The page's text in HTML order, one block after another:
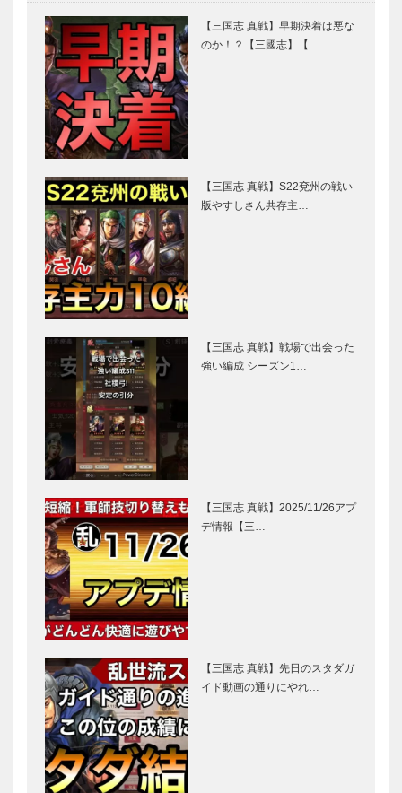
【三国志 真戦】早期決着は悪な
のか！？【三國志】【…
【三国志 真戦】S22兗州の戦い
版やすしさん共存主…
【三国志 真戦】戦場で出会った
強い編成 シーズン1…
【三国志 真戦】2025/11/26アプ
デ情報【三…
【三国志 真戦】先日のスタダガ
イド動画の通りにやれ…